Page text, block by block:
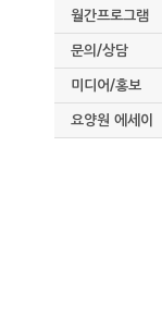
월간프로그램
문의/상담
미디어/홍보
요양원 에세이